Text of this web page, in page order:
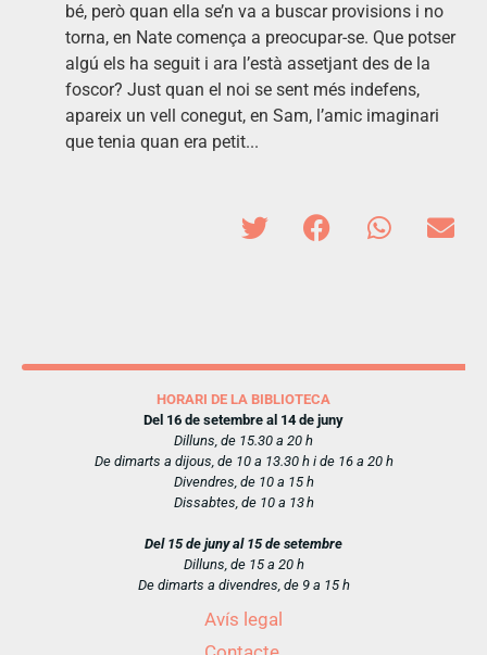
bé, però quan ella se’n va a buscar provisions i no
torna, en Nate comença a preocupar-se. Que potser
algú els ha seguit i ara l’està assetjant des de la
foscor? Just quan el noi se sent més indefens,
apareix un vell conegut, en Sam, l’amic imaginari
que tenia quan era petit...
HORARI DE LA BIBLIOTECA
Del 16 de setembre al 14 de juny
Dilluns, de 15.30 a 20 h
De dimarts a dijous, de 10 a 13.30 h i de 16 a 20 h
Divendres, de 10 a 15 h
Dissabtes, de 10 a 13 h
Del 15 de juny al 15 de setembre
Dilluns, de 15 a 20 h
De dimarts a divendres, de 9 a 15 h
Avís legal